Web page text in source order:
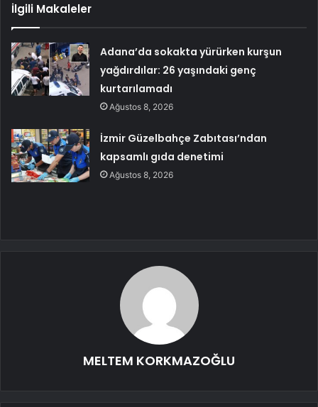
İlgili Makaleler
Adana’da sokakta yürürken kurşun
yağdırdılar: 26 yaşındaki genç
kurtarılamadı
Ağustos 8, 2026
İzmir Güzelbahçe Zabıtası’ndan
kapsamlı gıda denetimi
Ağustos 8, 2026
MELTEM KORKMAZOĞLU